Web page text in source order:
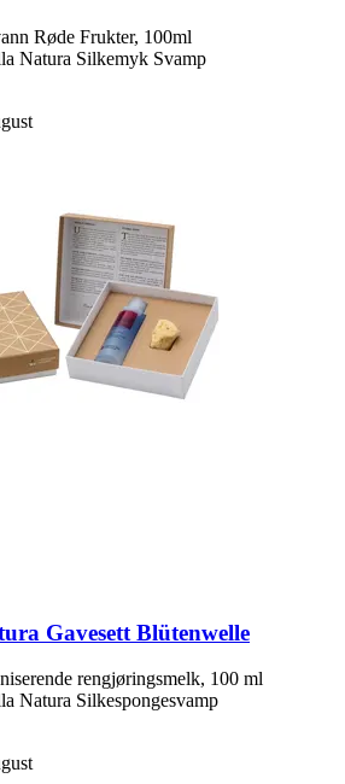
Røde Frukter, 100ml
Natura Silkemyk Svamp
Gavesett Blütenwelle
rengjøringsmelk, 100 ml
Natura Silkespongesvamp